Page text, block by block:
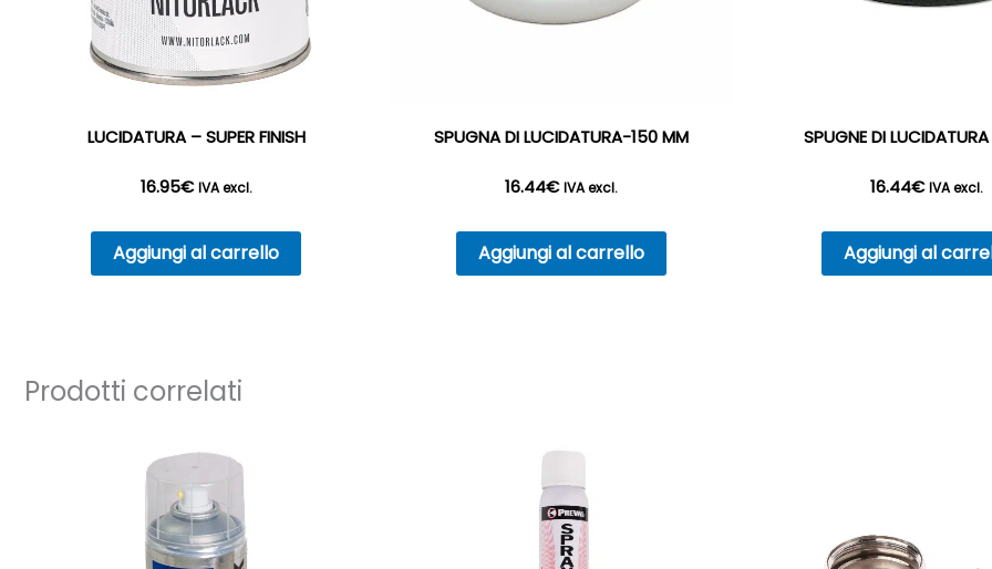
LUCIDATURA – SUPER FINISH
16.95€ IVA excl.
Aggiungi al carrello
SPUGNA DI LUCIDATURA-150 MM
16.44€ IVA excl.
Aggiungi al carrello
SPUGNE DI
16.44€ IVA excl.
Aggiungi al
Prodotti correlati